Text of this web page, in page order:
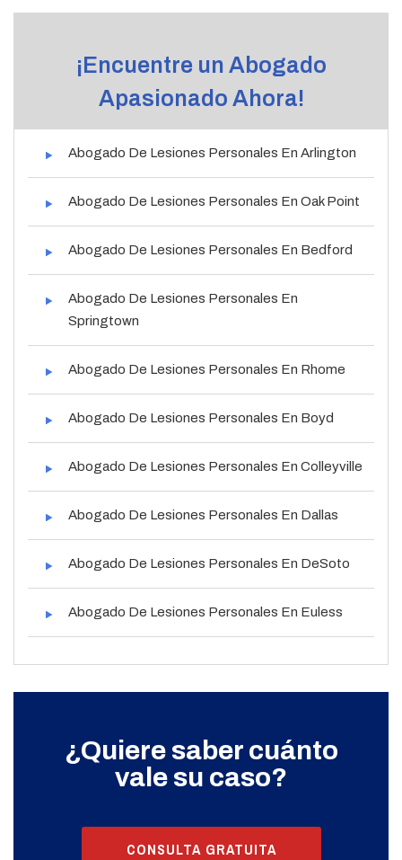
¡Encuentre un Abogado
Apasionado Ahora!
Abogado De Lesiones Personales En Arlington
Abogado De Lesiones Personales En Oak Point
Abogado De Lesiones Personales En Bedford
Abogado De Lesiones Personales En
Springtown
Abogado De Lesiones Personales En Rhome
Abogado De Lesiones Personales En Boyd
Abogado De Lesiones Personales En Colleyville
Abogado De Lesiones Personales En Dallas
Abogado De Lesiones Personales En DeSoto
Abogado De Lesiones Personales En Euless
¿Quiere saber cuánto
vale su caso?
CONSULTA GRATUITA